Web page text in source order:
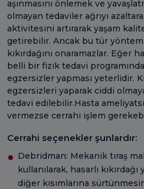
aşınmasını önlemek ve
olmayan tedaviler ağrıyı
aktivitesini artırarak yaşam
getirebilir. Ancak bu tür
kıkırdağını onaramazlar. Eğer
belli bir fizik tedavi
egzersizler yapması yeterlidir.
egzersizleri yaparak ciddi
tedavi edilebilir.Hasta
vermezse cerrahi işlem
Cerrahi seçenekler şunlardır:
Debridman: Mekanik tıraş
kullanılarak, hasarlı
diğer kısımlarına